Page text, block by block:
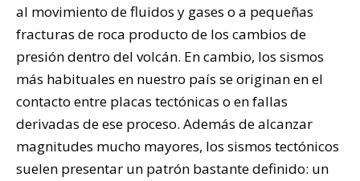
al movimiento de fluidos y gases o a pequeñas
fracturas de roca producto de los cambios de
presión dentro del volcán. En cambio, los sismos
más habituales en nuestro país se originan en el
contacto entre placas tectónicas o en fallas
derivadas de ese proceso. Además de alcanzar
magnitudes mucho mayores, los sismos tectónicos
suelen presentar un patrón bastante definido: un